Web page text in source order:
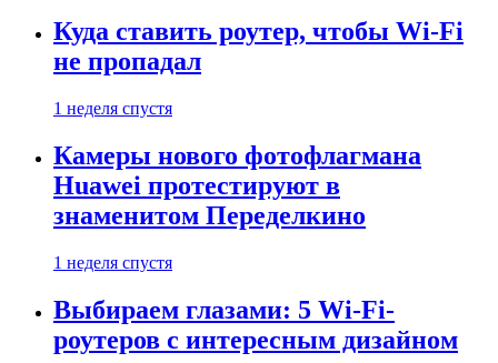
Куда ставить роутер, чтобы Wi-Fi
не пропадал
1 неделя спустя
Камеры нового фотофлагмана
Huawei протестируют в
знаменитом Переделкино
1 неделя спустя
Выбираем глазами: 5 Wi-Fi-
роутеров с интересным дизайном